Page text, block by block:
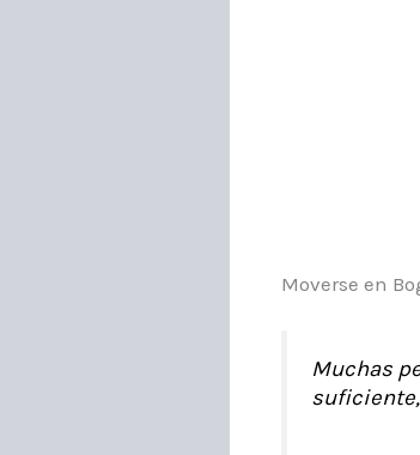
Moverse en
Muchas